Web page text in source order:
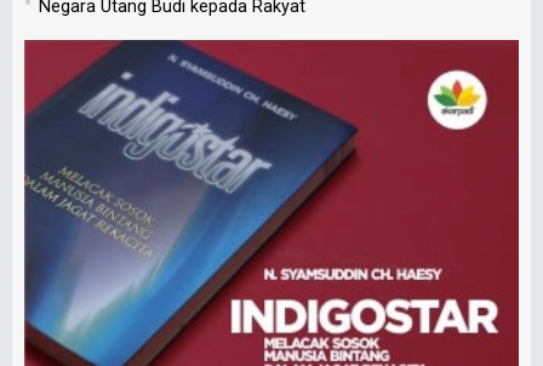
Negara Utang Budi kepada Rakyat